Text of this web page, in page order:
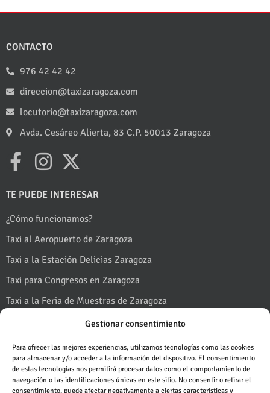
Gestionar consentimiento
Para ofrecer las mejores experiencias, utilizamos tecnologías como las cookies
para almacenar y/o acceder a la información del dispositivo. El consentimiento
de estas tecnologías nos permitirá procesar datos como el comportamiento de
navegación o las identificaciones únicas en este sitio. No consentir o retirar el
consentimiento, puede afectar negativamente a ciertas características y
CONTACTO
976 42 42 42
direccion@taxizaragoza.com
locutorio@taxizaragoza.com
Avda. Cesáreo Alierta, 83 C.P. 50013 Zaragoza
TE PUEDE INTERESAR
¿Cómo funcionamos?
Taxi al Aeropuerto de Zaragoza
Taxi a la Estación Delicias Zaragoza
Taxi para Congresos en Zaragoza
Taxi a la Feria de Muestras de Zaragoza
Taxi a Puerto Venecia
Taxi en Fiestas del Pilar en Zaragoza
Taxi al Monasterio de Piedra
Taxi al Pirineo desde Zaragoza